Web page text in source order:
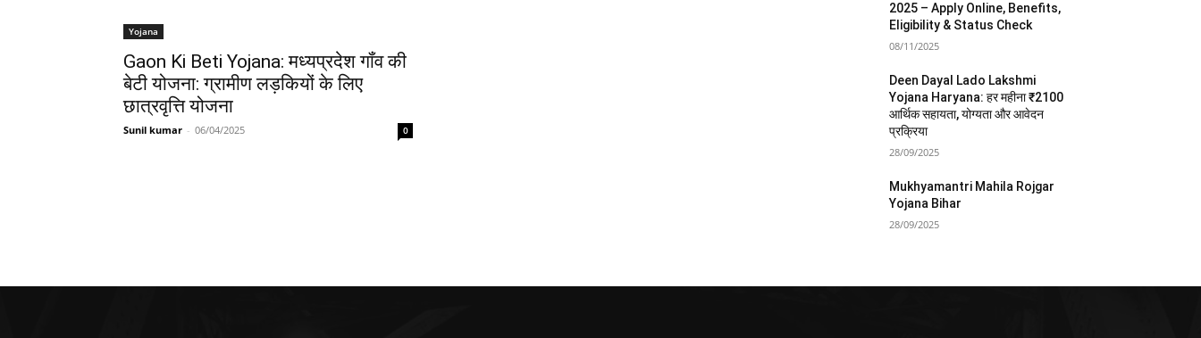
Yojana
Gaon Ki Beti Yojana: मध्यप्रदेश गॉंव की
बेटी योजना: ग्रामीण लड़कियों के लिए
छात्रवृत्ति योजना
Sunil kumar - 06/04/2025 0
2025 – Apply Online, Benefits,
Eligibility & Status Check
08/11/2025
Deen Dayal Lado Lakshmi
Yojana Haryana: हर महीना ₹2100
आर्थिक सहायता, योग्यता और आवेदन
प्रक्रिया
28/09/2025
Mukhyamantri Mahila Rojgar
Yojana Bihar
28/09/2025